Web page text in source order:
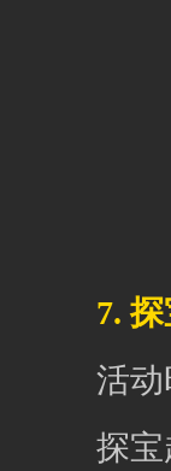
7. 探
活动时
探宝超